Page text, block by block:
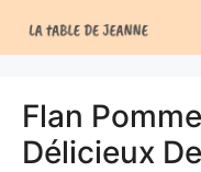
au
Flan
Délicieux